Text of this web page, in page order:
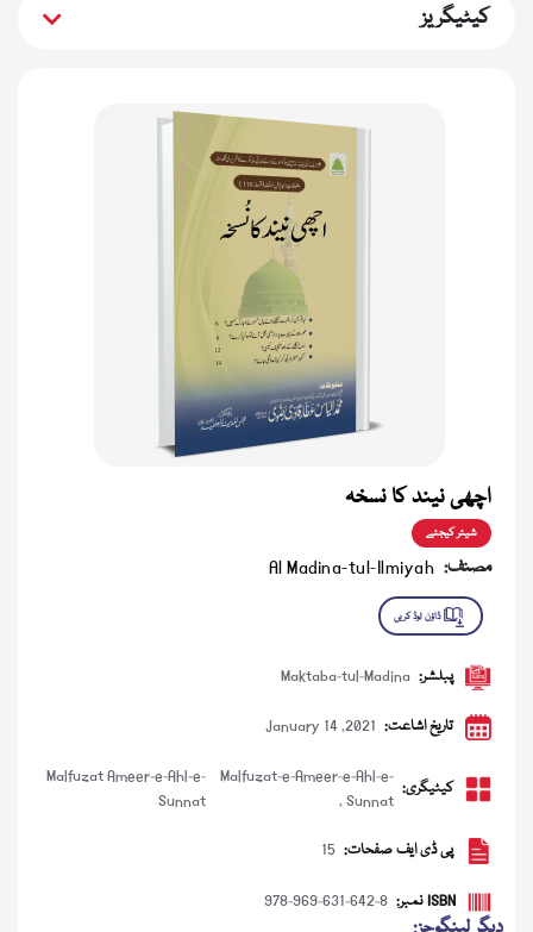
کیٹیگریز
اچھی نیند کا نسخہ
شیئر کیجئے
مصنف: Al Madina-tul-Ilmiyah
پبلشر: Maktaba-tul-Madina
تاریخ اشاعت: January 14 ,2021
کیٹیگری:
Malfuzat-e-Ameer-e-Ahl-e-
Sunnat
,
Malfuzat Ameer-e-Ahl-e-
Sunnat
پی ڈی ایف صفحات: 15
ISBN نمبر: 978-969-631-642-8